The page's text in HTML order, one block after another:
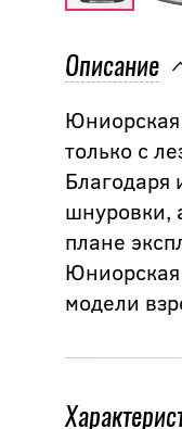
Описание
Юниорская
только с
Благодаря
шнуровки,
плане
модели